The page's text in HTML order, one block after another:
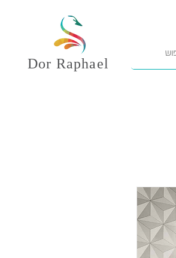
Dor Raphael